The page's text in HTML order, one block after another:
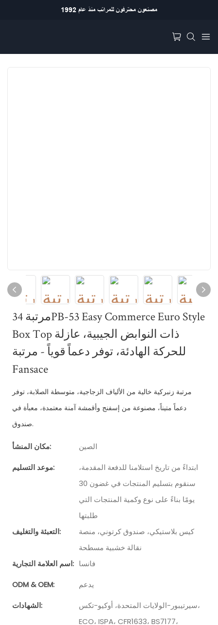
مصنعون محترفون للمراتب منذ عام 1992
مرتبة 34PB-53 Easy Commerce Euro Style
Box Top ذات النوابض الجيبية، عازلة
للحركة الهادئة، توفر دعماً قوياً - مرتبة
Fansace
مرتبة زنبركية خالية من الألياف الزجاجية، متوسطة الصلابة، توفر
دعماً متيناً، مصنوعة من إسفنج وأقمشة آمنة معتمدة، معبأة في
صندوق.
مكان المنشأ: الصين
موعد التسليم:
ابتداءً من تاريخ استلامنا للدفعة المقدمة،
سنقوم بتسليم المنتجات في غضون 30
يومًا بناءً على نوع وكمية المنتجات التي
طلبتها
التعبئة والتغليف:
كيس بلاستيكي، صندوق كرتوني، منصة
نقالة خشبية مسطحة
اسم العلامة التجارية: فانسا
ODM & OEM: يدعم
الشهادات:
سيرتيبور-الولايات المتحدة، أوكيو-تكس،
ECO، ISPA، CFR1633، BS7177،